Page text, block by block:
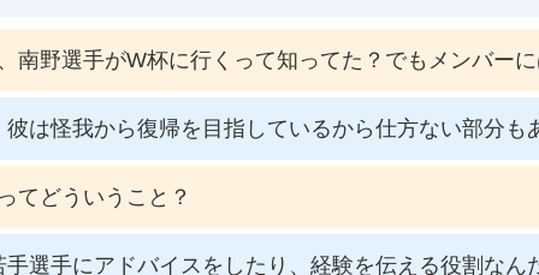
南野選手がW杯に行くって知ってた？でもメンバー
彼は怪我から復帰を目指しているから仕方ない部分
てどういうこと？
手選手にアドバイスをしたり、経験を伝える役割な